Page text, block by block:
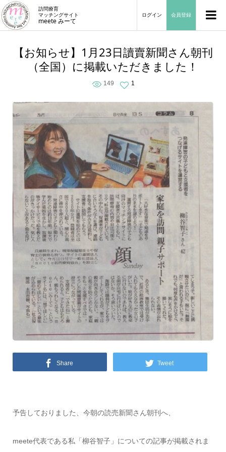
訪問療育
マッチングサイト
meete みーて
ログイン 会員登録
【お知らせ】1月23日讀賣新聞さん朝刊
（全国）に掲載いただきました！
149 1
Share Tweet
予告しておりました、今朝の読売新聞さん朝刊へ、
meete代表である私「柳谷智子」についての記事が掲載されま